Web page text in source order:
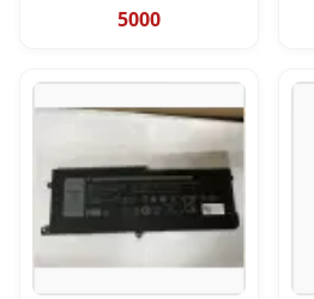
5000